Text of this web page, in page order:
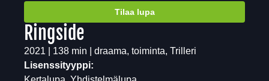
Tilaa lupa
Ringside
2021 | 138 min | draama, toiminta, Trilleri
Lisenssityyppi: